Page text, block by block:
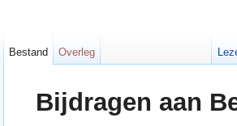
Bijdragen aan
Bestand Overleg